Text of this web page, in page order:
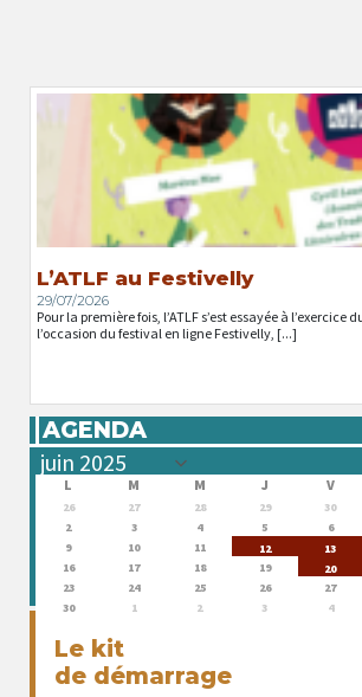
L’ATLF au Festivelly
29/07/2026
Pour la première fois, l’ATLF s’est essayée à l’exercice
l’occasion du festival en ligne Festivelly, [...]
AGENDA
L M M J V
26 27 28 29 30
2
3 4 5 6
9
10 11 12 13
16
17 18 19 20
23
24 25 26 27
30
1 2 3 4
Le kit
de démarrage